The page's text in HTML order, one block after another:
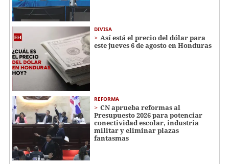
DIVISA
Así está el precio del dólar para
este jueves 6 de agosto en Honduras
REFORMA
CN aprueba reformas al
Presupuesto 2026 para potenciar
conectividad escolar, industria
militar y eliminar plazas
fantasmas